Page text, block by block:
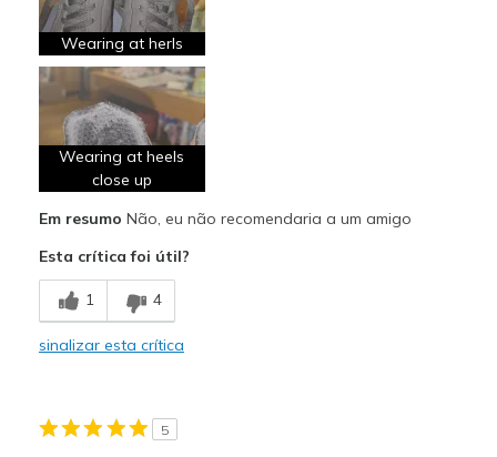
Width
Feels true to width
Sizing
Feels true to size
View On Shoes
I'm Into Shoes
Wearing at herls
Wearing at heels
close up
Em resumo Não, eu não recomendaria a um amigo
Esta crítica foi útil?
1 4
sinalizar esta crítica
5